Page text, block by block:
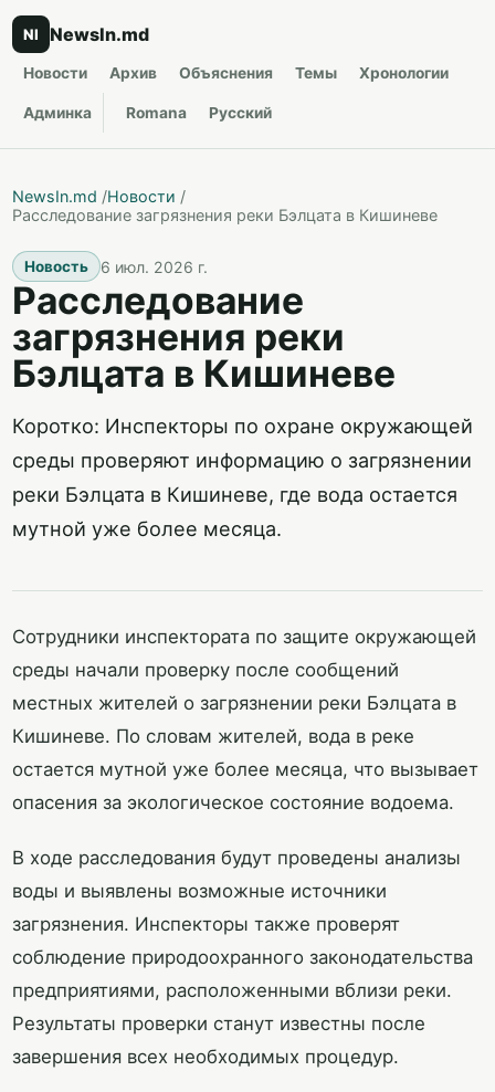
NI NewsIn.md
Новости Архив Объяснения Темы Хронологии
Админка Romana Русский
NewsIn.md /Новости /
Расследование загрязнения реки Бэлцата в Кишиневе
Новость 6 июл. 2026 г.
Расследование
загрязнения реки
Бэлцата в Кишиневе
Коротко: Инспекторы по охране окружающей
среды проверяют информацию о загрязнении
реки Бэлцата в Кишиневе, где вода остается
мутной уже более месяца.
Сотрудники инспектората по защите окружающей
среды начали проверку после сообщений
местных жителей о загрязнении реки Бэлцата в
Кишиневе. По словам жителей, вода в реке
остается мутной уже более месяца, что вызывает
опасения за экологическое состояние водоема.
В ходе расследования будут проведены анализы
воды и выявлены возможные источники
загрязнения. Инспекторы также проверят
соблюдение природоохранного законодательства
предприятиями, расположенными вблизи реки.
Результаты проверки станут известны после
завершения всех необходимых процедур.